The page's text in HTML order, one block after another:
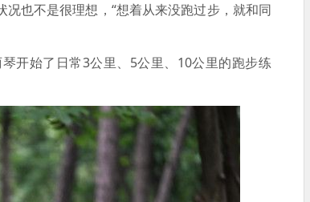
也不是很理想，“想着从来没跑过步，就和同
开始了日常3公里、5公里、10公里的跑步练